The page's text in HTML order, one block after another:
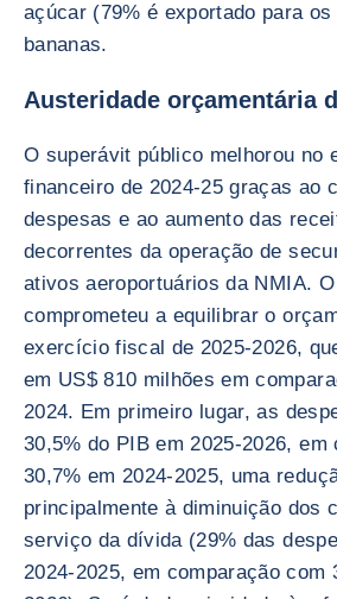
açúcar (79% é exportado para
bananas.
Austeridade orçamentária
O superávit público melhorou no
financeiro de 2024-25 graças ao
despesas e ao aumento das
decorrentes da operação de
ativos aeroportuários da NMIA.
comprometeu a equilibrar o
exercício fiscal de 2025-2026,
em US$ 810 milhões em
2024. Em primeiro lugar, as
30,5% do PIB em 2025-2026, em
30,7% em 2024-2025, uma
principalmente à diminuição dos
serviço da dívida (29% das
2024-2025, em comparação com